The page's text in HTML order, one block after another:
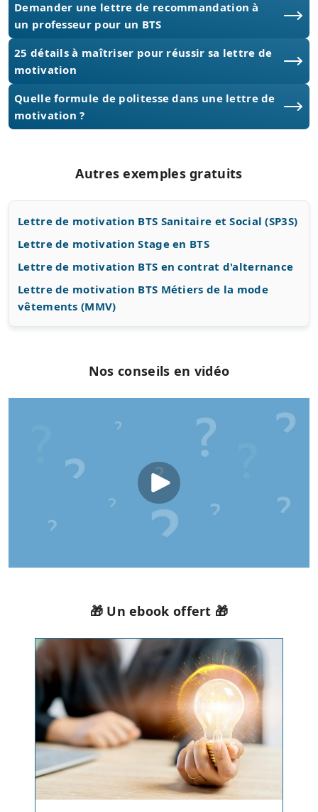
Demander une lettre de recommandation à
un professeur pour un BTS
25 détails à maîtriser pour réussir sa lettre de
motivation
Quelle formule de politesse dans une lettre de
motivation ?
Autres exemples gratuits
Lettre de motivation BTS Sanitaire et Social (SP3S)
Lettre de motivation Stage en BTS
Lettre de motivation BTS en contrat d'alternance
Lettre de motivation BTS Métiers de la mode
vêtements (MMV)
Nos conseils en vidéo
🎁 Un ebook offert 🎁